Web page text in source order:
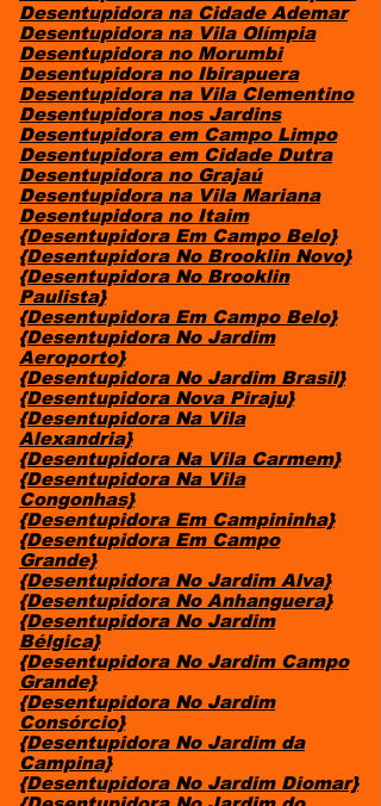
Desentupidora na Cidade Ademar
Desentupidora na Vila Olímpia
Desentupidora no Morumbi
Desentupidora no Ibirapuera
Desentupidora na Vila Clementino
Desentupidora nos Jardins
Desentupidora em Campo Limpo
Desentupidora em Cidade Dutra
Desentupidora no Grajaú
Desentupidora na Vila Mariana
Desentupidora no Itaim
{Desentupidora Em Campo Belo}
{Desentupidora No Brooklin Novo}
{Desentupidora No Brooklin
Paulista}
{Desentupidora Em Campo Belo}
{Desentupidora No Jardim
Aeroporto}
{Desentupidora No Jardim Brasil}
{Desentupidora Nova Piraju}
{Desentupidora Na Vila
Alexandria}
{Desentupidora Na Vila Carmem}
{Desentupidora Na Vila
Congonhas}
{Desentupidora Em Campininha}
{Desentupidora Em Campo
Grande}
{Desentupidora No Jardim Alva}
{Desentupidora No Anhanguera}
{Desentupidora No Jardim
Bélgica}
{Desentupidora No Jardim Campo
Grande}
{Desentupidora No Jardim
Consórcio}
{Desentupidora No Jardim da
Campina}
{Desentupidora No Jardim Diomar}